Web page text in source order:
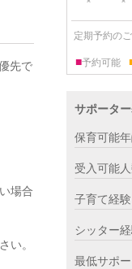
先で
場合
い。
定期予約の
■予約可能
サポータ
保育可能
受入可能
子育て経験
シッター
最低サポ